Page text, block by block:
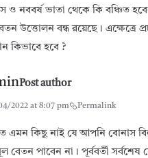
ও নববর্ষ ভাতা থেকে কি বঞ্চিত
উত্তোলন বন্ধ রয়েছে। এক্ষেত্রে
কিভাবে হবে ?
Post author
2022 at 8:07 pm Permalink
এমন কিছু নাই যে আপনি বোনাস
বেতন পাবেন না। পূর্ববর্তী সর্বশেষ